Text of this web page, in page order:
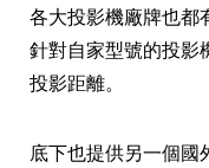
各大投影機廠牌也都
針對自家型號的投影
投影距離。
底下也提供另一個國